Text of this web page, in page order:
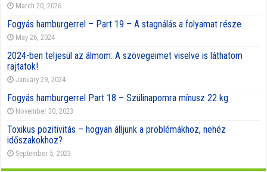
March 20, 2026
Fogyás hamburgerrel – Part 19 – A stagnálás a folyamat része
May 26, 2024
2024-ben teljesül az álmom: A szövegeimet viselve is láthatom
rajtatok!
January 29, 2024
Fogyás hamburgerrel Part 18 – Szülinapomra mínusz 22 kg
November 30, 2023
Toxikus pozitivitás – hogyan álljunk a problémákhoz, nehéz
időszakokhoz?
September 5, 2023